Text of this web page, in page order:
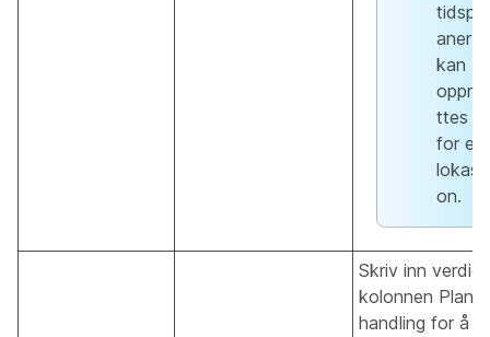
tidspl
aner
kan
oppre
ttes
for en
lokasj
on.
Skriv inn
kolonnen
handling for å